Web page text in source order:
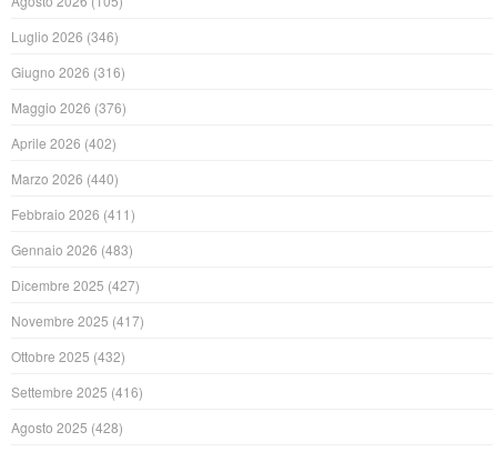
Luglio 2026 (346)
Giugno 2026 (316)
Maggio 2026 (376)
Aprile 2026 (402)
Marzo 2026 (440)
Febbraio 2026 (411)
Gennaio 2026 (483)
Dicembre 2025 (427)
Novembre 2025 (417)
Ottobre 2025 (432)
Settembre 2025 (416)
Agosto 2025 (428)